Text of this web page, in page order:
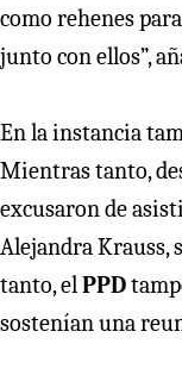
como rehenes
junto con ellos”,
En la instancia
Mientras tanto,
excusaron de
Alejandra Krauss,
tanto, elPPD
sostenían una